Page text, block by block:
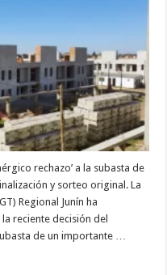
rechazo’ a la subasta de
y sorteo original. La
Regional Junín ha
reciente decisión del
de un importante …